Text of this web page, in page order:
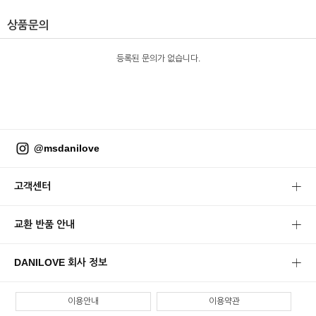
상품문의
등록된 문의가 없습니다.
@msdanilove
고객센터
교환 반품 안내
DANILOVE 회사 정보
이용안내 이용약관